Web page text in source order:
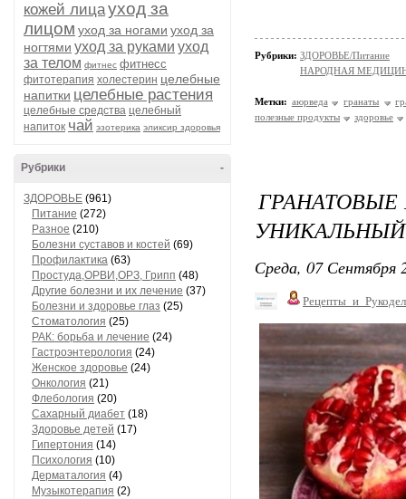
кожей лицауход за
лицом уход за ногами уход за
ногтями уход за руками уход
за телом фитнес фитнесс
фитотерапия холестерин целебные
напитки целебные растения
целебные средства целебный
напиток чай эзотерика эликсир здоровья
-
Рубрики
ЗДОРОВЬЕ (961)
Питание (272)
Разное (210)
Болезни суставов и костей (69)
Профилактика (63)
Простуда,ОРВИ,ОРЗ, Грипп (48)
Другие болезни и их лечение (37)
Болезни и здоровье глаз (25)
Стоматология (25)
РАК: борьба и лечение (24)
Гастроэнтерология (24)
Женское здоровье (24)
Онкология (21)
Флебология (20)
Сахарный диабет (18)
Здоровье детей (17)
Гипертония (14)
Психология (10)
Дерматалогия (4)
Музыкотерапия (2)
Рубрики: ЗДОРОВЬЕ/Питание
НАРОДНАЯ
Метки: аюрведа гранаты
полезные продукты
здоровье
Среда, 07 Сентября